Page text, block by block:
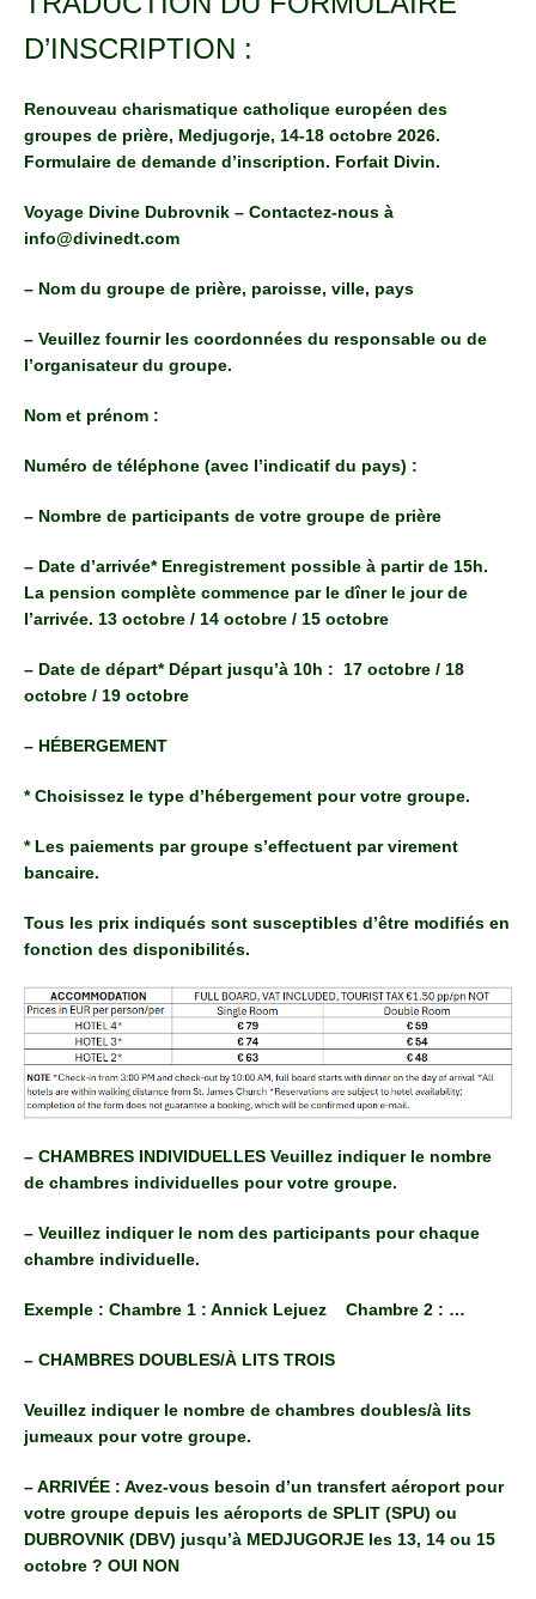
D’INSCRIPTION :
Renouveau charismatique catholique européen des
groupes de prière, Medjugorje, 14-18 octobre 2026.
Formulaire de demande d’inscription. Forfait Divin.
Voyage Divine Dubrovnik – Contactez-nous à
info@divinedt.com
– Nom du groupe de prière, paroisse, ville, pays
– Veuillez fournir les coordonnées du responsable ou de
l’organisateur du groupe.
Nom et prénom :
Numéro de téléphone (avec l’indicatif du pays) :
– Nombre de participants de votre groupe de prière
– Date d’arrivée* Enregistrement possible à partir de 15h.
La pension complète commence par le dîner le jour de
l’arrivée. 13 octobre / 14 octobre / 15 octobre
– Date de départ* Départ jusqu’à 10h : 17 octobre / 18
octobre / 19 octobre
– HÉBERGEMENT
* Choisissez le type d’hébergement pour votre groupe.
* Les paiements par groupe s’effectuent par virement
bancaire.
Tous les prix indiqués sont susceptibles d’être modifiés en
fonction des disponibilités.
– CHAMBRES INDIVIDUELLES Veuillez indiquer le nombre
de chambres individuelles pour votre groupe.
– Veuillez indiquer le nom des participants pour chaque
chambre individuelle.
Exemple : Chambre 1 : Annick Lejuez Chambre 2 : …
– CHAMBRES DOUBLES/À LITS TROIS
Veuillez indiquer le nombre de chambres doubles/à lits
jumeaux pour votre groupe.
– ARRIVÉE : Avez-vous besoin d’un transfert aéroport pour
votre groupe depuis les aéroports de SPLIT (SPU) ou
DUBROVNIK (DBV) jusqu’à MEDJUGORJE les 13, 14 ou 15
octobre ? OUI NON